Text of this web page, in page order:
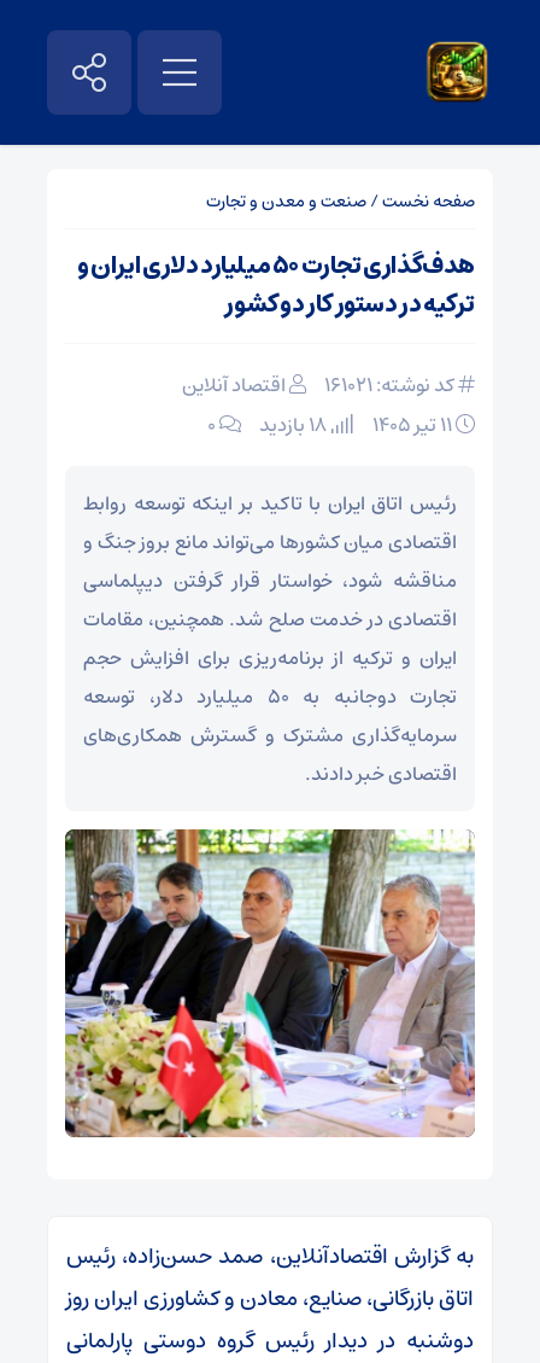
صفحه نخست/صنعت و معدن و تجارت
هدف‌گذاری تجارت ۵۰ میلیارد دلاری ایران و
ترکیه در دستور کار دو کشور
کد نوشته: 161021
اقتصاد آنلاین
۰
رئیس اتاق ایران با تاکید بر اینکه توسعه روابط
اقتصادی میان کشورها می‌تواند مانع بروز جنگ و
مناقشه شود، خواستار قرار گرفتن دیپلماسی
اقتصادی در خدمت صلح شد. همچنین، مقامات
ایران و ترکیه از برنامه‌ریزی برای افزایش حجم
تجارت دوجانبه به ۵۰ میلیارد دلار، توسعه
سرمایه‌گذاری مشترک و گسترش همکاری‌های
اقتصادی خبر دادند.
به گزارش اقتصادآنلاین، صمد حسن‌زاده، رئیس
اتاق بازرگانی، صنایع، معادن و کشاورزی ایران روز
دوشنبه در دیدار رئیس گروه دوستی پارلمانی